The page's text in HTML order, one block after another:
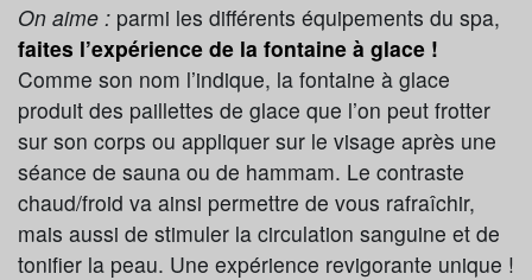
On aime : parmi les différents équipements du spa,
faites l’expérience de la fontaine à glace !
Comme son nom l’indique, la fontaine à glace
produit des paillettes de glace que l’on peut frotter
sur son corps ou appliquer sur le visage après une
séance de sauna ou de hammam. Le contraste
chaud/froid va ainsi permettre de vous rafraîchir,
mais aussi de stimuler la circulation sanguine et de
tonifier la peau. Une expérience revigorante unique !